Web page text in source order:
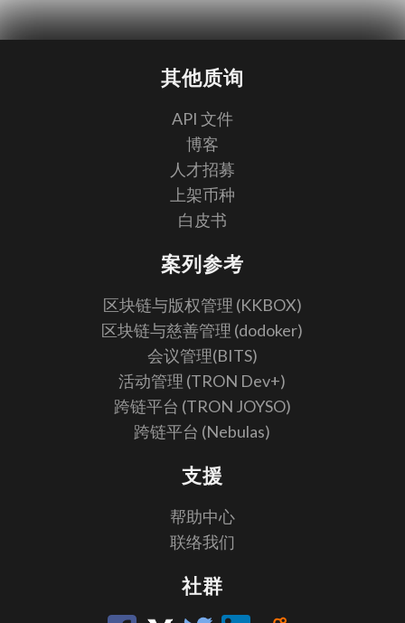
其他质询
API 文件
博客
人才招募
上架币种
白皮书
案列参考
区块链与版权管理 (KKBOX)
区块链与慈善管理 (dodoker)
会议管理(BITS)
活动管理 (TRON Dev+)
跨链平台 (TRON JOYSO)
跨链平台 (Nebulas)
支援
帮助中心
联络我们
社群